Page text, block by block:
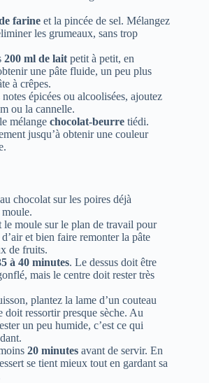
farine et la pincée de sel. Mélangez
les grumeaux, sans trop
200 ml de laitpetit à petit, en
une pâte fluide, un peu plus
à crêpes.
épicées ou alcoolisées, ajoutez
ou la cannelle.
mélange chocolat-beurre tiédi.
jusqu’à obtenir une couleur
chocolat sur les poires déjà
moule.
le moule sur le plan de travail pour
et bien faire remonter la pâte
de fruits.
à 40 minutes. Le dessus doit être
mais le centre doit rester très
plantez la lame d’un couteau
doit ressortir presque sèche. Au
un peu humide, c’est ce qui
20 minutes avant de servir. En
se tient mieux tout en gardant sa